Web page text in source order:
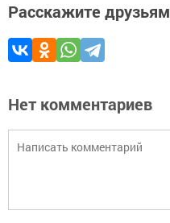
Расскажите друзьям
Нет комментариев